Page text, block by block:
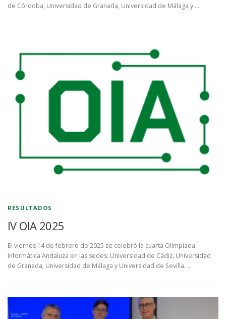
de Córdoba, Universidad de Granada, Universidad de Málaga y …
RESULTADOS
IV OIA 2025
El viernes 14 de febrero de 2025 se celebró la cuarta Olimpiada
Informática Andaluza en las sedes: Universidad de Cádiz, Universidad
de Granada, Universidad de Málaga y Universidad de Sevilla. …